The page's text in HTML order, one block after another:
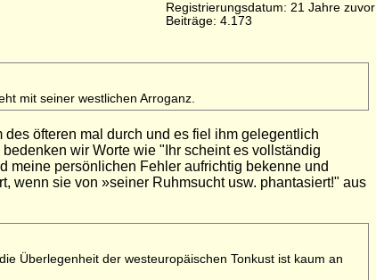
Registrierungsdatum: 21 Jahre zuvor
Beiträge: 4.173
mit seiner westlichen Arroganz.
öfteren mal durch und es fiel ihm gelegentlich
wir Worte wie "Ihr scheint es vollständig
meine persönlichen Fehler aufrichtig bekenne und
wenn sie von »seiner Ruhmsucht usw. phantasiert!" aus
Überlegenheit der westeuropäischen Tonkust ist kaum an